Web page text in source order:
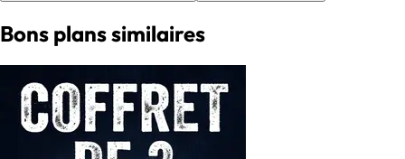
Bons plans similaires